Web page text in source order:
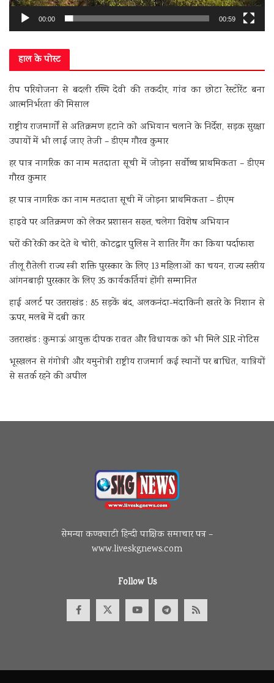
00:00 00:59
हाल के पोस्ट
रीप परियोजना से बदली रश्मि देवी की तकदीर, गांव का छोटा रेस्टोरेंट बना
आत्मनिर्भरता की मिसाल
राष्ट्रीय राजमार्गों से अतिक्रमण हटाने को अभियान चलाने के निर्देश, सड़क सुरक्षा
उपायों में भी लाई जाए तेजी – डीएम गौरव कुमार
हर पात्र नागरिक का नाम मतदाता सूची में जोड़ना सर्वोच्च प्राथमिकता – डीएम
गौरव कुमार
हर पात्र नागरिक का नाम मतदाता सूची में जोड़ना प्राथमिकता – डीएम
हाइवे पर अतिक्रमण को लेकर प्रशासन सख्त, चलेगा विशेष अभियान
घरों की रेकी कर देते थे चोरी, कोटद्वार पुलिस ने शातिर गैंग का किया पर्दाफाश
तीलू रौतेली राज्य स्त्री शक्ति पुरस्कार के लिए 13 महिलाओं का चयन, राज्य स्तरीय
आंगनबाड़ी पुरस्कार के लिए 35 कार्यकर्तियां होंगी सम्मानित
हाई अलर्ट पर उत्तराखंड : 85 सड़कें बंद, अलकनंदा-मंदाकिनी खतरे के निशान से
ऊपर, मलबे में दबी कार
उत्तराखंड : कुमाऊं आयुक्त दीपक रावत और विधायक को भी मिले SIR नोटिस
भूस्खलन से गंगोत्री और यमुनोत्री राष्ट्रीय राजमार्ग कई स्थानों पर बाधित, यात्रियों
से सतर्क रहने की अपील
सेमन्या कण्वघाटी हिन्दी पाक्षिक समाचार पत्र –
www.liveskgnews.com
Follow Us